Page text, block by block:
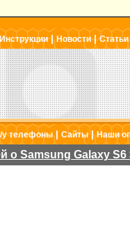
Инструкции| Новости|Статьи
у телефоны| Сайты|Наши
о Samsung Galaxy S6